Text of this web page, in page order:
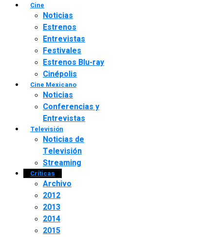
Cine
Noticias
Estrenos
Entrevistas
Festivales
Estrenos Blu-ray
Cinépolis
Cine Mexicano
Noticias
Conferencias y
Entrevistas
Televisión
Noticias de
Televisión
Streaming
Críticas
Archivo
2012
2013
2014
2015